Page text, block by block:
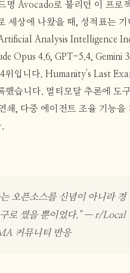
명 Avocado로 불리던 이 프로
세상에 나왔을 때, 성적표는 기
Analysis Intelligence
Opus 4.6, GPT-5.4, Gemini
위입니다. Humanity's Last
했습니다. 멀티모달 추론에 도
쇄, 다중 에이전트 조율 기능을
오픈소스를 신념이 아니라 경
로 썼을 뿐이었다." — r/Local
커뮤니티 반응